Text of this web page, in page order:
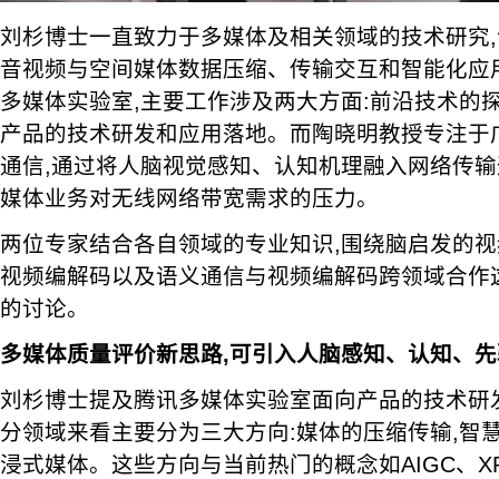
刘杉博士一直致力于多媒体及相关领域的技术研
音视频与空间媒体数据压缩、传输交互和智能化
多媒体实验室,主要工作涉及两大方面:前沿技术的
产品的技术研发和应用落地。而陶晓明教授专注
通信,通过将人脑视觉感知、认知机理融入网络传
媒体业务对无线网络带宽需求的压力。
两位专家结合各自领域的专业知识,围绕脑启发的
视频编解码以及语义通信与视频编解码跨领域合
的讨论。
多媒体质量评价新思路,可引入人脑感知、认知、
刘杉博士提及腾讯多媒体实验室面向产品的技术
分领域来看主要分为三大方向:媒体的压缩传输,智
浸式媒体。这些方向与当前热门的概念如AIGC、